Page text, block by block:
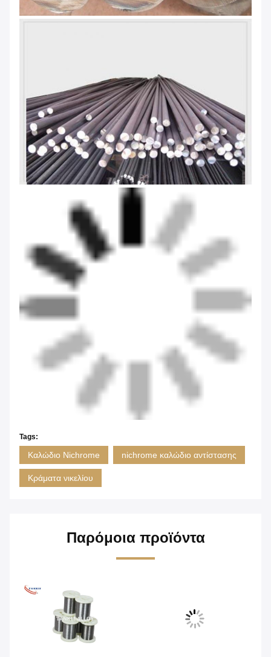
Tags:
Καλώδιο Nichrome nichrome καλώδιο αντίστασης
Κράματα νικελίου
Παρόμοια προϊόντα